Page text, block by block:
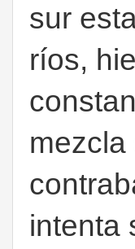
sur
ríos,
intenta